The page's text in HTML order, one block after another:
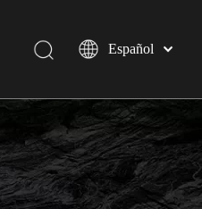
Español
English